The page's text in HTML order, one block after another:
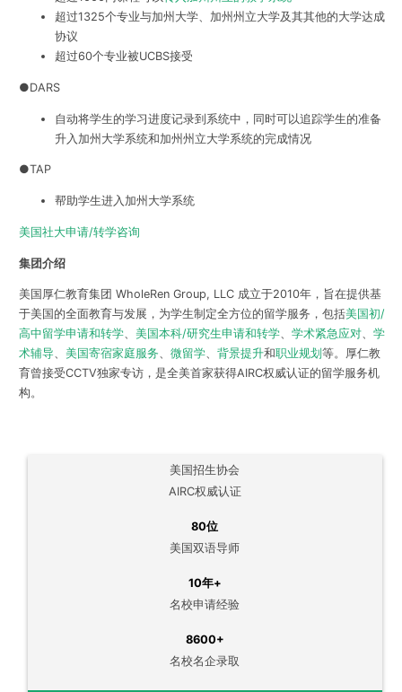
超过1325个专业与加州大学、加州州立大学及其其他的大学达成
协议
超过60个专业被UCBS接受
●DARS
自动将学生的学习进度记录到系统中，同时可以追踪学生的准备
升入加州大学系统和加州州立大学系统的完成情况
●TAP
帮助学生进入加州大学系统
美国社大申请/转学咨询
集团介绍
美国厚仁教育集团 WholeRen Group, LLC 成立于2010年，旨在提供基
于美国的全面教育与发展，为学生制定全方位的留学服务，包括美国初/
高中留学申请和转学、 美国本科/研究生申请和转学、 学术紧急应对、 学
术辅导、 美国寄宿家庭服务、 微留学、 背景提升和职业规划 等。厚仁教
育曾接受CCTV独家专访，是全美首家获得AIRC权威认证的留学服务机
构。
美国招生协会
AIRC权威认证
80位
美国双语导师
10年+
名校申请经验
8600+
名校名企录取